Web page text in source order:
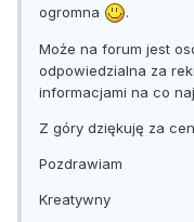
ogromna
.
Może na forum jest
odpowiedzialna za
informacjami na co
Z góry dziękuję za
Pozdrawiam
Kreatywny